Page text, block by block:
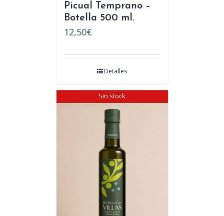
Picual Temprano –
Botella 500 ml.
12,50€
Detalles
Sin stock